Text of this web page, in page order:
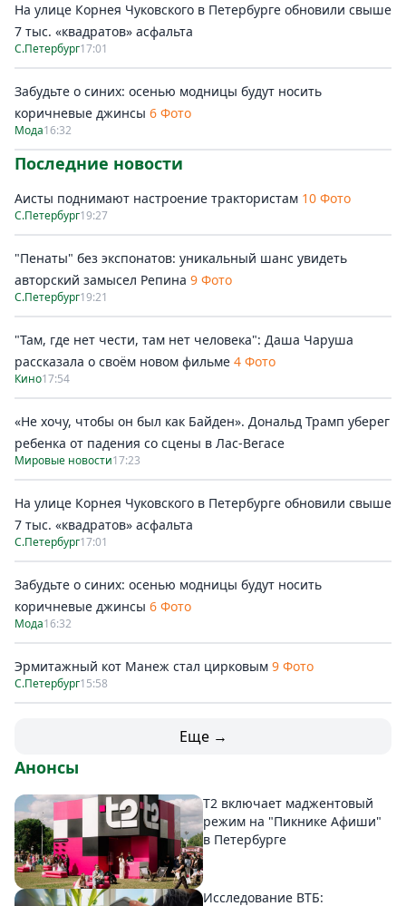
На улице Корнея Чуковского в Петербурге обновили свыше
7 тыс. «квадратов» асфальта
С.Петербург17:01
Забудьте о синих: осенью модницы будут носить
коричневые джинсы 6 Фото
Мода16:32
Последние новости
Аисты поднимают настроение трактористам 10 Фото
С.Петербург19:27
"Пенаты" без экспонатов: уникальный шанс увидеть
авторский замысел Репина 9 Фото
С.Петербург19:21
"Там, где нет чести, там нет человека": Даша Чаруша
рассказала о своём новом фильме 4 Фото
Кино17:54
«Не хочу, чтобы он был как Байден». Дональд Трамп уберег
ребенка от падения со сцены в Лас-Вегасе
Мировые новости17:23
На улице Корнея Чуковского в Петербурге обновили свыше
7 тыс. «квадратов» асфальта
С.Петербург17:01
Забудьте о синих: осенью модницы будут носить
коричневые джинсы 6 Фото
Мода16:32
Эрмитажный кот Манеж стал цирковым 9 Фото
С.Петербург15:58
Еще →
Анонсы
Т2 включает маджентовый
режим на "Пикнике Афиши"
в Петербурге
Исследование ВТБ: